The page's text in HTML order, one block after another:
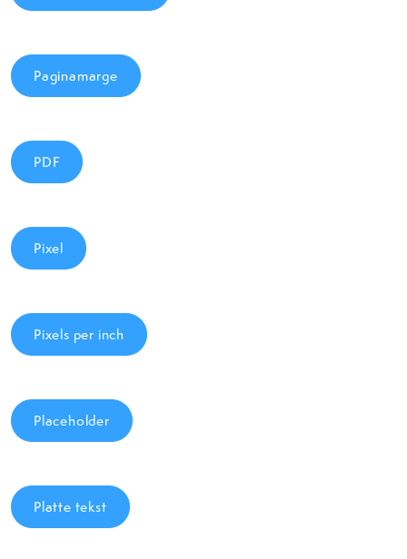
Paginamarge
PDF
Pixel
Pixels per inch
Placeholder
Platte tekst